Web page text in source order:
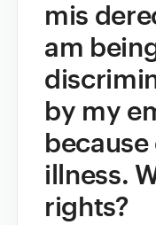
mis
am
by my
illness.
rights?